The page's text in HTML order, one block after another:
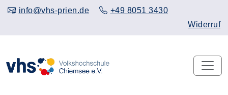
info@vhs-prien.de
+49 8051 3430
Widerruf